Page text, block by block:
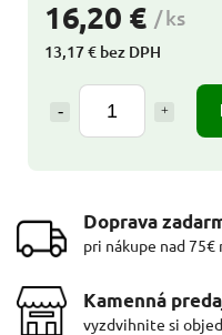
16,20 € / ks
13,17 € bez DPH
Doprava
pri nákupe nad 75€
Kamenná
vyzdvihnite si